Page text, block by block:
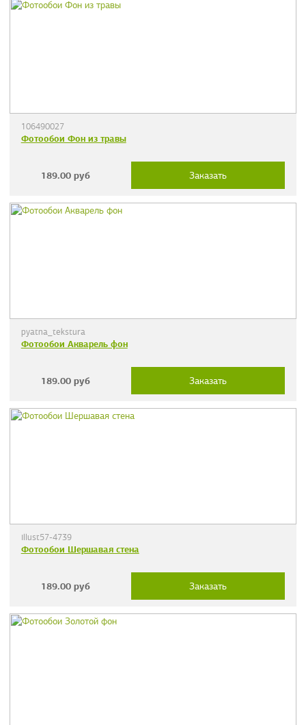
106490027
Фотообои Фон из травы
189.00 руб Заказать
pyatna_tekstura
Фотообои Акварель фон
189.00 руб Заказать
illust57-4739
Фотообои Шершавая стена
189.00 руб Заказать